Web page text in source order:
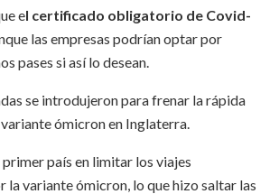
el certificado obligatorio de Covid-
las empresas podrían optar por
pases si así lo desean.
se introdujeron para frenar la rápida
ómicron en Inglaterra.
país en limitar los viajes
la variante ómicron, lo que hizo saltar las